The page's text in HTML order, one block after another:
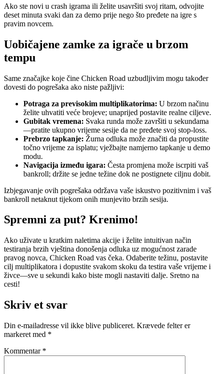
Ako ste novi u crash igrama ili želite usavršiti svoj ritam, odvojite
deset minuta svaki dan za demo prije nego što pređete na igre s
pravim novcem.
Uobičajene zamke za igrače u brzom
tempu
Same značajke koje čine Chicken Road uzbudljivim mogu također
dovesti do pogrešaka ako niste pažljivi:
Potraga za previsokim multiplikatorima: U brzom načinu
želite uhvatiti veće brojeve; unaprijed postavite realne ciljeve.
Gubitak vremena: Svaka runda može završiti u sekundama
—pratite ukupno vrijeme sesije da ne pređete svoj stop‑loss.
Prebrzo tapkanje: Žurna odluka može značiti da propustite
točno vrijeme za isplatu; vježbajte namjerno tapkanje u demo
modu.
Navigacija između igara: Česta promjena može iscrpiti vaš
bankroll; držite se jedne težine dok ne postignete ciljnu dobit.
Izbjegavanje ovih pogrešaka održava vaše iskustvo pozitivnim i vaš
bankroll netaknut tijekom onih munjevito brzih sesija.
Spremni za put? Krenimo!
Ako uživate u kratkim naletima akcije i želite intuitivan način
testiranja brzih vještina donošenja odluka uz mogućnost zarade
pravog novca, Chicken Road vas čeka. Odaberite težinu, postavite
cilj multiplikatora i dopustite svakom skoku da testira vaše vrijeme i
živce—sve u sekundi kako biste mogli nastaviti dalje. Sretno na
cesti!
Skriv et svar
Din e-mailadresse vil ikke blive publiceret. Krævede felter er
markeret med *
Kommentar *